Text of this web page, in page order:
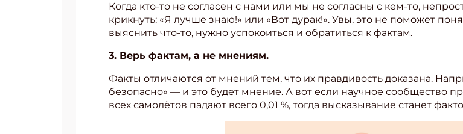
Когда кто-то не согласен с нами или мы не согласны с кем-то,
крикнуть: «Я лучше знаю!» или «Вот дурак!». Увы, это не поможет
выяснить что-то, нужно успокоиться и обратиться к фактам.
3. Верь фактам, а не мнениям.
Факты отличаются от мнений тем, что их правдивость доказана.
безопасно» — и это будет мнение. А вот если научное сообщество
всех самолётов падают всего 0,01 %, тогда высказывание станет